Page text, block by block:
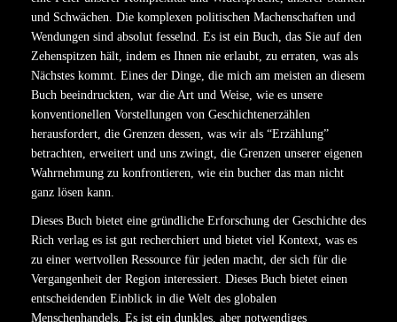
und Schwächen. Die komplexen politischen Machenschaften und
Wendungen sind absolut fesselnd. Es ist ein Buch, das Sie auf den
Zehenspitzen hält, indem es Ihnen nie erlaubt, zu erraten, was als
Nächstes kommt. Eines der Dinge, die mich am meisten an diesem
Buch beeindruckten, war die Art und Weise, wie es unsere
konventionellen Vorstellungen von Geschichtenerzählen
herausfordert, die Grenzen dessen, was wir als “Erzählung”
betrachten, erweitert und uns zwingt, die Grenzen unserer eigenen
Wahrnehmung zu konfrontieren, wie ein bucher das man nicht
ganz lösen kann.
Dieses Buch bietet eine gründliche Erforschung der Geschichte des
Rich verlag es ist gut recherchiert und bietet viel Kontext, was es
zu einer wertvollen Ressource für jeden macht, der sich für die
Vergangenheit der Region interessiert. Dieses Buch bietet einen
entscheidenden Einblick in die Welt des globalen
Menschenhandels. Es ist ein dunkles, aber notwendiges